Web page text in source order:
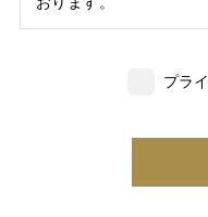
いただいた個人情報の
(3) 当社は、当社で就
び当社が支払調書等を
プラ